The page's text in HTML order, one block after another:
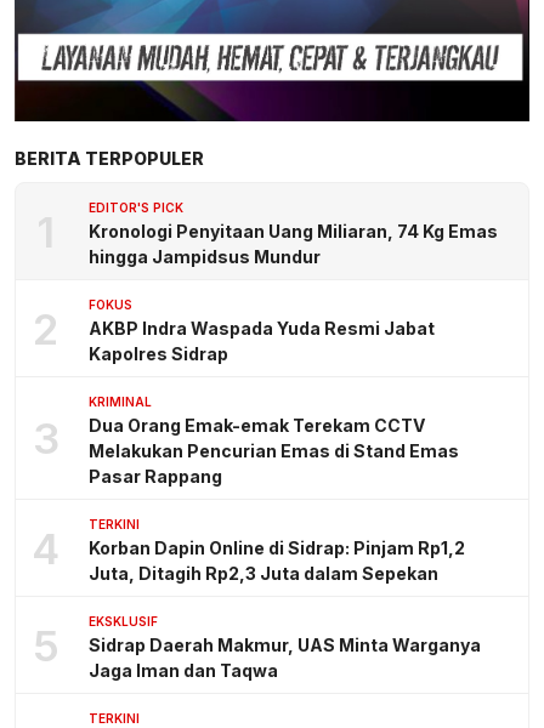
BERITA TERPOPULER
1 EDITOR'S PICK
Kronologi Penyitaan Uang Miliaran, 74 Kg Emas
hingga Jampidsus Mundur
2 FOKUS
AKBP Indra Waspada Yuda Resmi Jabat
Kapolres Sidrap
3
KRIMINAL
Dua Orang Emak-emak Terekam CCTV
Melakukan Pencurian Emas di Stand Emas
Pasar Rappang
4 TERKINI
Korban Dapin Online di Sidrap: Pinjam Rp1,2
Juta, Ditagih Rp2,3 Juta dalam Sepekan
5 EKSKLUSIF
Sidrap Daerah Makmur, UAS Minta Warganya
Jaga Iman dan Taqwa
TERKINI